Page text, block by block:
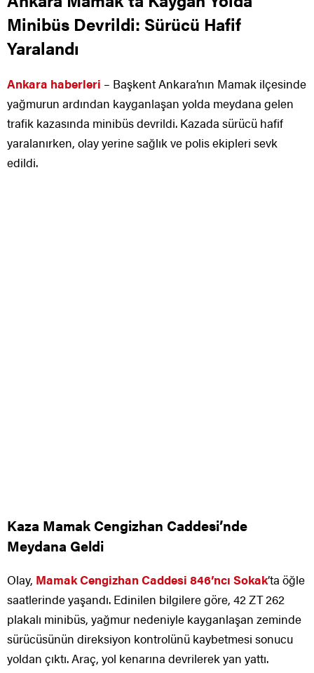
Minibüs Devrildi: Sürücü Hafif
Yaralandı
Ankara haberleri – Başkent Ankara’nın Mamak ilçesinde
yağmurun ardından kayganlaşan yolda meydana gelen
trafik kazasında minibüs devrildi. Kazada sürücü hafif
yaralanırken, olay yerine sağlık ve polis ekipleri sevk
edildi.
Kaza Mamak Cengizhan Caddesi’nde
Meydana Geldi
Olay, Mamak Cengizhan Caddesi 846’ncı Sokak’ta öğle
saatlerinde yaşandı. Edinilen bilgilere göre, 42 ZT 262
plakalı minibüs, yağmur nedeniyle kayganlaşan zeminde
sürücüsünün direksiyon kontrolünü kaybetmesi sonucu
yoldan çıktı. Araç, yol kenarına devrilerek yan yattı.